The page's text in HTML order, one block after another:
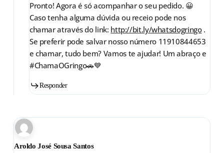
Pronto! Agora é só acompanhar o seu pedido. 😀
Caso tenha alguma dúvida ou receio pode nos
chamar através do link: http://bit.ly/whatsdogringo.
Se preferir pode salvar nosso número 11910844653
e chamar, tudo bem? Vamos te ajudar! Um abraço e
#ChamaOGringo🚗💙
Responder
Aroldo José Sousa Santos